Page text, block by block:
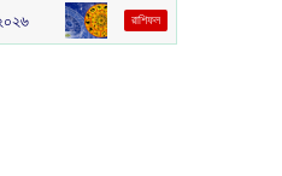
রাশিফল আজকের রাশিফল :‌ ‌‌৮ আগস্ট, ২০২৬